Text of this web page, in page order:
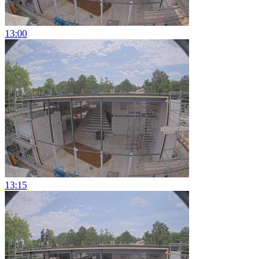
13:00
13:15